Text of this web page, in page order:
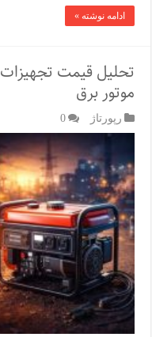
ادامه نوشته »
تحلیل قیمت تجهیزات
موتور برق
رپورتاژ‌ 0